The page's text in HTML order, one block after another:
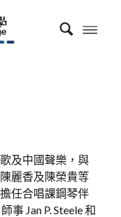
及中國聲樂，與
麗香及陳榮貴等
任合唱課鋼琴伴
事 Jan P. Steele 和